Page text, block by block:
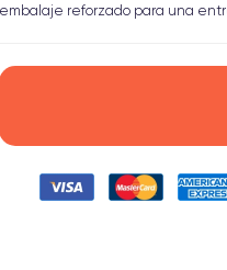
embalaje reforzado para una